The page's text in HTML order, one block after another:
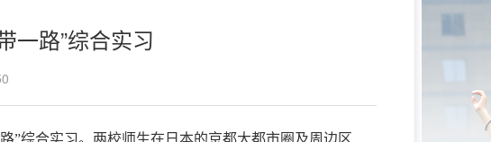
一路”综合实习
”综合实习。两校师生在日本的京都大都市圈及周边区